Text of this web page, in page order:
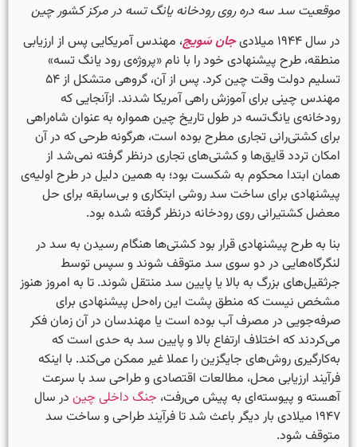
موقعیت سد سه دره روی رودخانه یانگ تسه در مرکز کشور چین
در سال ۱۹۴۴ میلادی
جان سَویج، مهندس آمریکایی پس از ارزیابی
منطقه، طرح پیشنهادی خود را با نام «پروژه‌ی رود یانگ تسه»
تسلیم دولت وقت چین کرد. پس از آن، گروهی متشکل از ۵۴
مهندس چینی برای آموزش راهی آمریکا شدند. ازآنجایی که
رودخانه‌ی یانگ‌تسه در طول تاریخ چین همواره به عنوان شاه‌راهی
برای کشتی‌رانی تجاری مطرح بوده است، هرگونه طرحی که در آن
امکان تردد قایق‌ها و کشتی‌های تجاری درنظر گرفته نمی‌شد از
همان ابتدا محکوم به شکست بود؛ به همین دلیل در طرح اولیه‌ی
پیشنهادی برای ساخت سد روشی ابتکاری و بی‌سابقه برای حل
معضل کشتیرانی روی رودخانه درنظر گرفته شده بود.
بنا به طرح پیشنهادی قرار بود کشتی‌ها هنگام رسیدن به سد در
لنگرگاه‌هایی در دو سوی سد متوقف شوند و سپس توسط
جرثقیل‌های بزرگ به بالا یا پایین سد منتقل شوند. تا به امروز هنوز
مشخص نیست که منطق پشت این راه‌حل پیشنهادی برای
صرفه‌جویی در مصرف آب بوده است یا مهندسان در آن زمان فکر
می‌کردند که اختلاف ارتفاع بالا و پایین سد به حدی است که
به‌کارگیری روش‌های جایگزین را عملا غیر ممکن می‌کند. با اینکه
فرآیند ارزیابی محل، مطالعات اقتصادی و طراحی سد با سرعت
آهسته و پیوسته‌ای به پیش می‌رفت، جنگ داخلی چین در سال
۱۹۴۷ میلادی بار دیگر باعث شد تا فرآیند طراحی و ساخت سد
متوقف شود.